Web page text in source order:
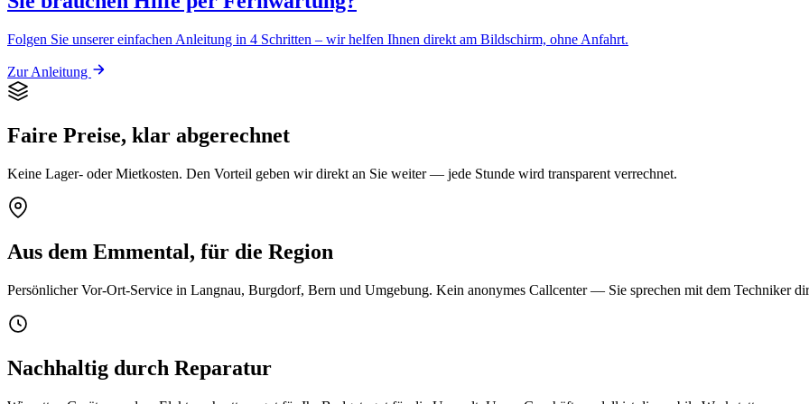
Folgen Sie unserer einfachen Anleitung in 4 Schritten – wir helfen Ihnen direkt am Bildschirm, ohne Anfahrt.
Zur Anleitung
Faire Preise, klar abgerechnet
Keine Lager- oder Mietkosten. Den Vorteil geben wir direkt an Sie weiter — jede Stunde wird transparent verrechnet.
Aus dem Emmental, für die Region
Persönlicher Vor-Ort-Service in Langnau, Burgdorf, Bern und Umgebung. Kein anonymes Callcenter — Sie sprechen mit dem Techniker
Nachhaltig durch Reparatur